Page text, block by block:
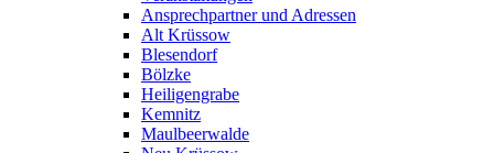
Ansprechpartner und Adressen
Alt Krüssow
Blesendorf
Bölzke
Heiligengrabe
Kemnitz
Maulbeerwalde